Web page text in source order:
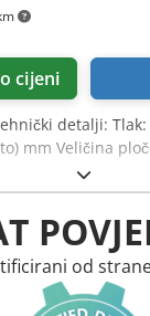
cijeni
detalji:
mm Veličina
površina: 700 x
cca: 9000 kg
od osnovne
konstrukcija
valjci 1x
250 mm. (Ø
od